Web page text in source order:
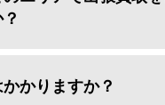
かりますか？